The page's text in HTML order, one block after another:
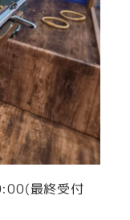
最終受付